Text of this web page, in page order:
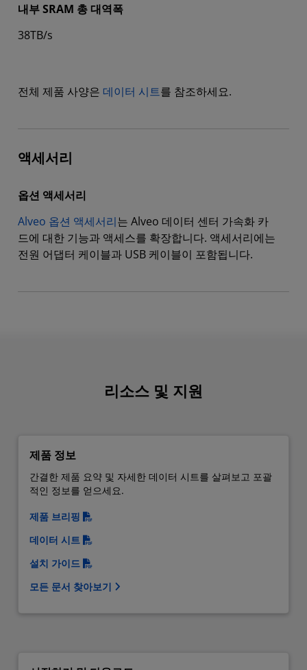
내부 SRAM 총 대역폭
38TB/s
전체 제품 사양은 데이터 시트를 참조하세요.
액세서리
옵션 액세서리
Alveo 옵션 액세서리는 Alveo 데이터 센터 가속화 카
드에 대한 기능과 액세스를 확장합니다. 액세서리에는
전원 어댑터 케이블과 USB 케이블이 포함됩니다.
리소스 및 지원
제품 정보
간결한 제품 요약 및 자세한 데이터 시트를 살펴보고 포괄
적인 정보를 얻으세요.
제품 브리핑
데이터 시트
설치 가이드
모든 문서 찾아보기